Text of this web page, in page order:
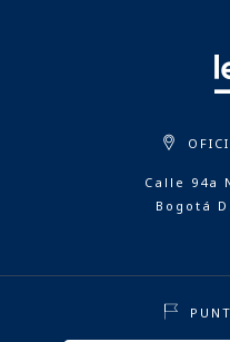
Calle 94a
Bogotá